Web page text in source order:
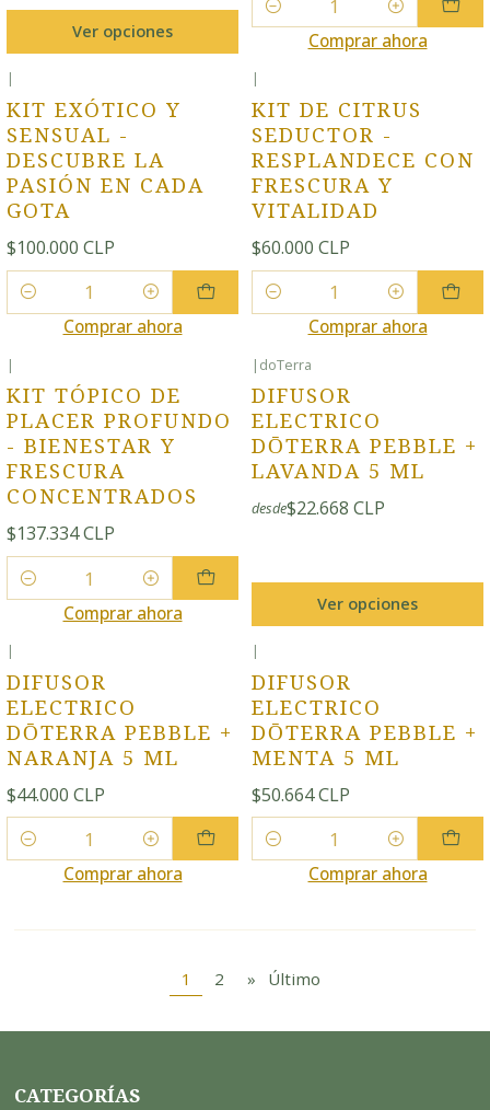
Ver opciones
Cantidad
Comprar ahora
|
KIT EXÓTICO Y
SENSUAL -
DESCUBRE LA
PASIÓN EN CADA
GOTA
$100.000 CLP
Cantidad
Comprar ahora
|
KIT DE CITRUS
SEDUCTOR -
RESPLANDECE CON
FRESCURA Y
VITALIDAD
$60.000 CLP
Cantidad
Comprar ahora
|
KIT TÓPICO DE
PLACER PROFUNDO
- BIENESTAR Y
FRESCURA
CONCENTRADOS
$137.334 CLP
Cantidad
Comprar ahora
| doTerra
DIFUSOR
ELECTRICO
DŌTERRA PEBBLE +
LAVANDA 5 ML
desde$22.668 CLP
Ver opciones
|
DIFUSOR
ELECTRICO
DŌTERRA PEBBLE +
NARANJA 5 ML
$44.000 CLP
Cantidad
Comprar ahora
|
DIFUSOR
ELECTRICO
DŌTERRA PEBBLE +
MENTA 5 ML
$50.664 CLP
Cantidad
Comprar ahora
1 2 » Último
CATEGORÍAS